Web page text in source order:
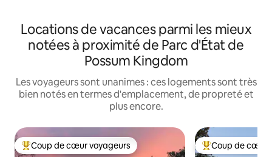
Locations de vacances parmi les mieux
notées à proximité de Parc d'État de
Possum Kingdom
Les voyageurs sont unanimes : ces logements sont très
bien notés en termes d'emplacement, de propreté et
plus encore.
Coups de cœur voyageurs les plus appréciés
Coup de cœur voyageurs Coups de cœur
Coup de cœur